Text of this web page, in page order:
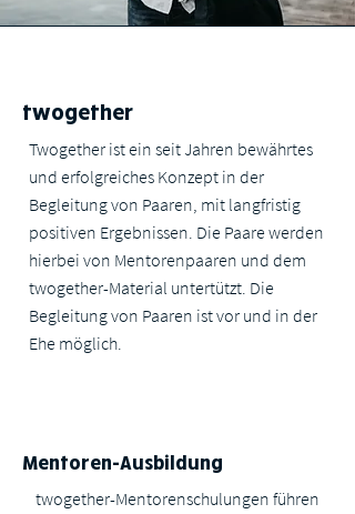
twogether
Twogether ist ein seit Jahren bewährtes
und erfolgreiches Konzept in der
Begleitung von Paaren, mit langfristig
positiven Ergebnissen. Die Paare werden
hierbei von Mentorenpaaren und dem
twogether-Material untertützt. Die
Begleitung von Paaren ist vor und in der
Ehe möglich.
Mentoren-Ausbildung
twogether-Mentorenschulungen führen